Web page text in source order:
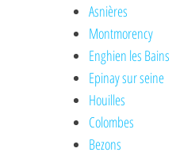
Asnières
Montmorency
Enghien les Bains
Epinay sur seine
Houilles
Colombes
Bezons